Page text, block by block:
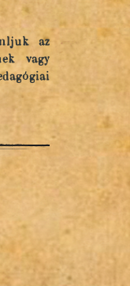
az
vagy